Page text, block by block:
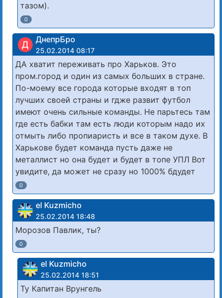
тазом).
0
Д ДнепрБро
25.02.2014 08:17
ДА хватит переживать про Харьков. Это
пром.город и один из самых больших в стране.
По-моему все города которые входят в топ
лучших своей страны и гдже развит футбол
имеют очень сильные команды. Не парьтесь там
где есть бабки там есть люди которым надо их
отмыть либо пропиаристь и все в таком духе. В
Харькове будет команда пусть даже не
металлист но она будет и будет в топе УПЛ Вот
увидите, да может не сразу но 1000% бдудет
0
el Kuzmicho
25.02.2014 18:48
Морозов Павлик, ты?
0
el Kuzmicho
25.02.2014 18:51
Ту Капитан Врунгель